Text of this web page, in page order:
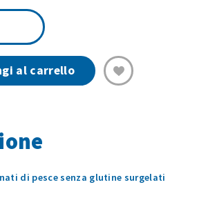
al carrello
di pesce senza glutine surgelati